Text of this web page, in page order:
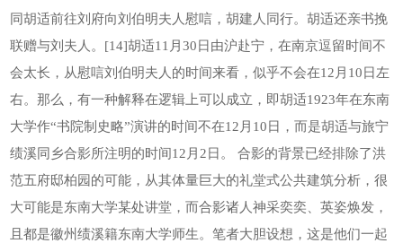
同胡适前往刘府向刘伯明夫人慰唁，胡建人同行。胡适还亲书挽
联赠与刘夫人。[14]胡适11月30日由沪赴宁，在南京逗留时间不
会太长，从慰唁刘伯明夫人的时间来看，似乎不会在12月10日左
右。那么，有一种解释在逻辑上可以成立，即胡适1923年在东南
大学作“书院制史略”演讲的时间不在12月10日，而是胡适与旅宁
绩溪同乡合影所注明的时间12月2日。 合影的背景已经排除了洪
范五府邸柏园的可能，从其体量巨大的礼堂式公共建筑分析，很
大可能是东南大学某处讲堂，而合影诸人神采奕奕、英姿焕发，
且都是徽州绩溪籍东南大学师生。笔者大胆设想，这是他们一起